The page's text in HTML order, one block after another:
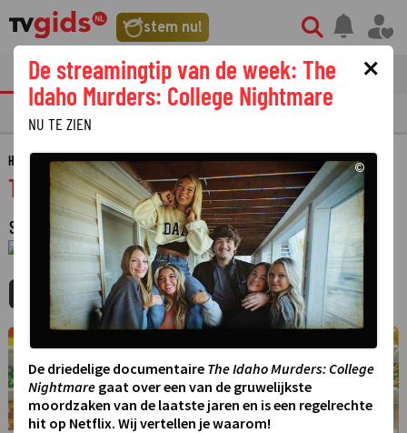
stem nu!
tvgids streaming nieuws
PRIMETIME GEMIST
HOME GIDS THE AMAZING WORLD OF GUMBALL
The Amazing World of Gumball
SERIE · ANIMATIESERIE · 6 SEIZOENEN
1 JANUARI 1970 01:00 - 01:00
MIJNGIDS AGENDA DELEN
×
De streamingtip van de week: The
Idaho Murders: College Nightmare
NU TE ZIEN
©
De driedelige documentaire The Idaho Murders: College
Nightmare gaat over een van de gruwelijkste
moordzaken van de laatste jaren en is een regelrechte
hit op Netflix. Wij vertellen je waarom!